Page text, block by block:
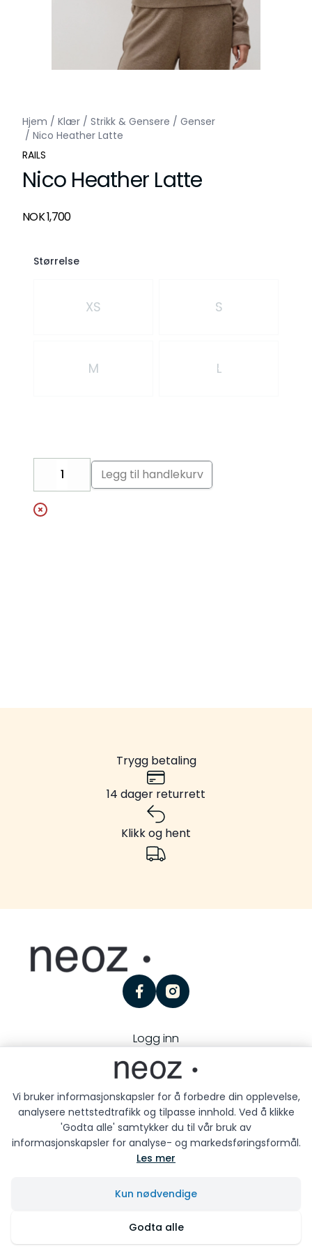
Hjem / Klær / Strikk & Gensere / Genser
/ Nico Heather Latte
RAILS
Nico Heather Latte
Produktdetaljer
NOK 1,700
Størrelse
XS S
M L
DecreaseIncrease
Legg til handlekurv
Trygg betaling
14 dager returrett
Klikk og hent
facebookinstagram
Logg inn
Kjøpsbetingelser
Besøk oss:
Storgaten 25, 3126 Tønsberg
Siden driftes avShoplabs
Vi bruker informasjonskapsler for å forbedre din opplevelse,
analysere nettstedtrafikk og tilpasse innhold. Ved å klikke
'Godta alle' samtykker du til vår bruk av
informasjonskapsler for analyse- og markedsføringsformål.
Les mer
Kun nødvendige
Godta alle